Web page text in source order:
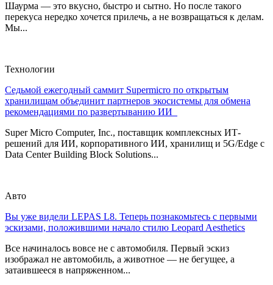
Шаурма — это вкусно, быстро и сытно. Но после такого
перекуса нередко хочется прилечь, а не возвращаться к делам.
Мы...
Технологии
Седьмой ежегодный саммит Supermicro по открытым
хранилищам объединит партнеров экосистемы для обмена
рекомендациями по развертыванию ИИ
Super Micro Computer, Inc., поставщик комплексных ИТ-
решений для ИИ, корпоративного ИИ, хранилищ и 5G/Edge с
Data Center Building Block Solutions...
Авто
Вы уже видели LEPAS L8. Теперь познакомьтесь с первыми
эскизами, положившими начало стилю Leopard Aesthetics
Все начиналось вовсе не с автомобиля. Первый эскиз
изображал не автомобиль, а животное — не бегущее, а
затаившееся в напряженном...